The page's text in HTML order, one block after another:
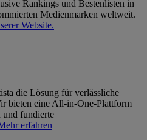
Rankings und Bestenlisten in
Medienmarken weltweit.
Website.
die Lösung für verlässliche
bieten eine All-in-One-Plattform
und fundierte
erfahren